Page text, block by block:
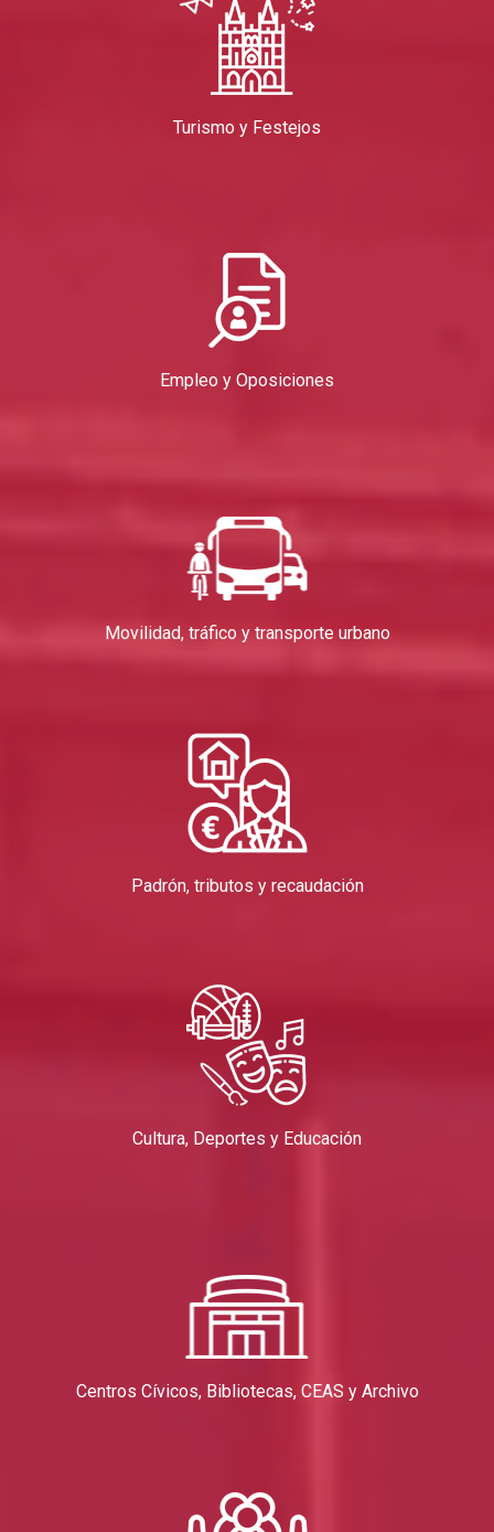
Turismo y Festejos
Empleo y Oposiciones
Movilidad, tráfico y transporte urbano
Padrón, tributos y recaudación
Cultura, Deportes y Educación
Centros Cívicos, Bibliotecas, CEAS y Archivo